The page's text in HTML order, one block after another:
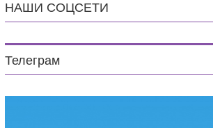
НАШИ СОЦСЕТИ
Телеграм